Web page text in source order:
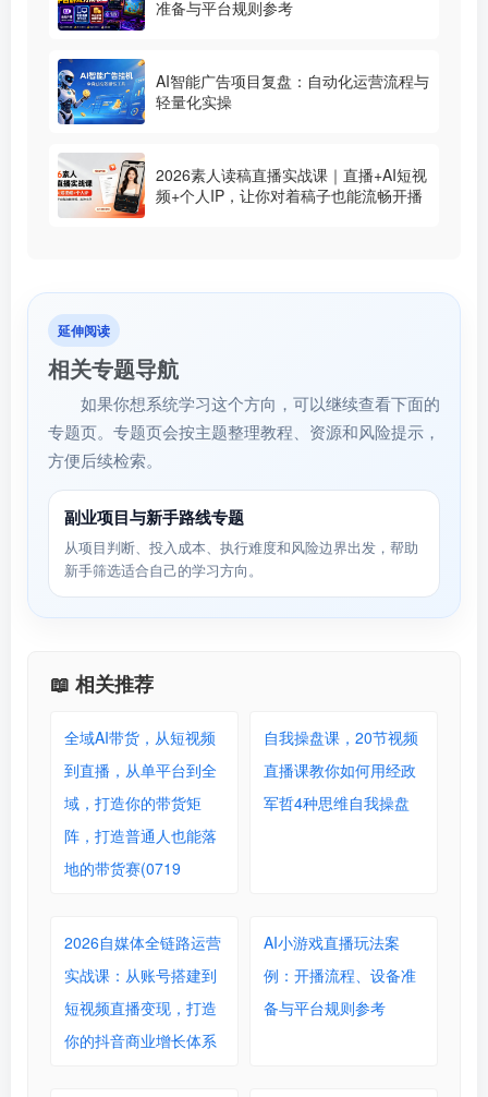
准备与平台规则参考
AI智能广告项目复盘：自动化运营流程与
轻量化实操
2026素人读稿直播实战课｜直播+AI短视
频+个人IP，让你对着稿子也能流畅开播
延伸阅读
相关专题导航
如果你想系统学习这个方向，可以继续查看下面的
专题页。专题页会按主题整理教程、资源和风险提示，
方便后续检索。
副业项目与新手路线专题
从项目判断、投入成本、执行难度和风险边界出发，帮助
新手筛选适合自己的学习方向。
📖 相关推荐
全域AI带货，从短视频
到直播，从单平台到全
域，打造你的带货矩
阵，打造普通人也能落
地的带货赛(0719
自我操盘课，20节视频
直播课教你如何用经政
军哲4种思维自我操盘
2026自媒体全链路运营
实战课：从账号搭建到
短视频直播变现，打造
你的抖音商业增长体系
AI小游戏直播玩法案
例：开播流程、设备准
备与平台规则参考